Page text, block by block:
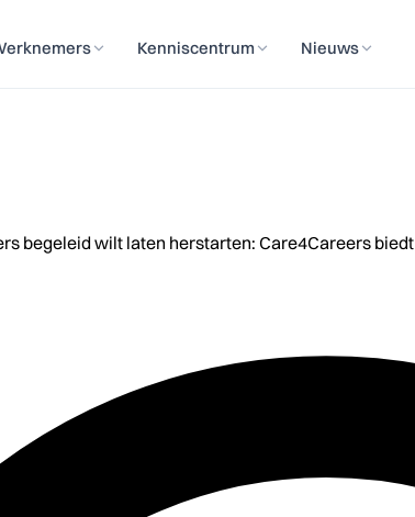
Kenniscentrum Nieuws
begeleid wilt laten herstarten: Care4Careers biedt